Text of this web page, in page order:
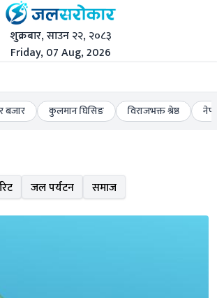
शुक्रबार, साउन २२, २०८३
Friday, 07 Aug, 2026
बजार कुलमान घिसिङ विराजभक्त श्रेष्ठ
जल पर्यटन समाज